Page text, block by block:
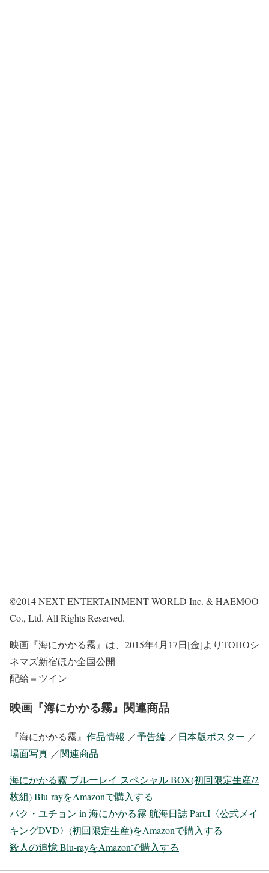
©2014 NEXT ENTERTAINMENT WORLD Inc. & HAEMOO
Co., Ltd. All Rights Reserved.
映画『海にかかる霧』は、2015年4月17日[金]よりTOHOシ
ネマズ新宿ほか全国公開
配給＝ツイン
映画『海にかかる霧』関連商品
『海にかかる霧』 作品情報 ／予告編 ／日本版ポスター ／
場面写真 ／関連商品
海にかかる霧 ブルーレイ スペシャル BOX(初回限定生産/2
枚組) Blu-rayをAmazonで購入する
パク・ユチョン in 海にかかる霧 航海日誌 Part.I〈公式メイ
キングDVD〉(初回限定生産)をAmazonで購入する
殺人の追憶 Blu-rayをAmazonで購入する